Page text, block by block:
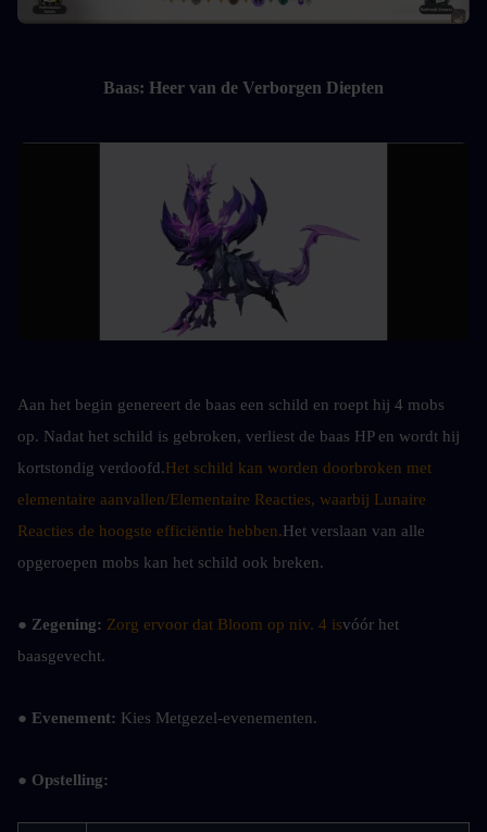
Baas: Heer van de Verborgen Diepten
Aan het begin genereert de baas een schild en roept hij 4 mobs
op. Nadat het schild is gebroken, verliest de baas HP en wordt hij
kortstondig verdoofd.Het schild kan worden doorbroken met
elementaire aanvallen/Elementaire Reacties, waarbij Lunaire
Reacties de hoogste efficiëntie hebben.Het verslaan van alle
opgeroepen mobs kan het schild ook breken.
● Zegening: Zorg ervoor dat Bloom op niv. 4 isvóór het
baasgevecht.
● Evenement: Kies Metgezel-evenementen.
● Opstelling: